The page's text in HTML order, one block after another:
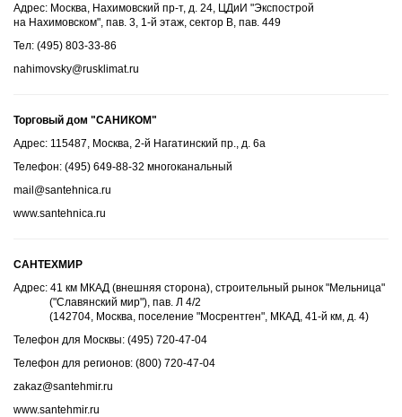
Адрес: Москва, Нахимовский пр-т, д. 24, ЦДиИ "Экспострой
на Нахимовском", пав. 3, 1-й этаж, сектор В, пав. 449
Тел: (495) 803-33-86
nahimovsky@rusklimat.ru
Торговый дом "САНИКОМ"
Адрес: 115487, Москва, 2-й Нагатинский пр., д. 6а
Телефон: (495) 649-88-32 многоканальный
mail@santehnica.ru
www.santehnica.ru
САНТЕХМИР
Адрес: 41 км МКАД (внешняя сторона), строительный рынок "Мельница"
("Славянский мир"), пав. Л 4/2
(142704, Москва, поселение "Мосрентген", МКАД, 41-й км, д. 4)
Телефон для Москвы: (495) 720-47-04
Телефон для регионов: (800) 720-47-04
zakaz@santehmir.ru
www.santehmir.ru